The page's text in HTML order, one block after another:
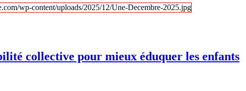
collective pour mieux éduquer les enfants